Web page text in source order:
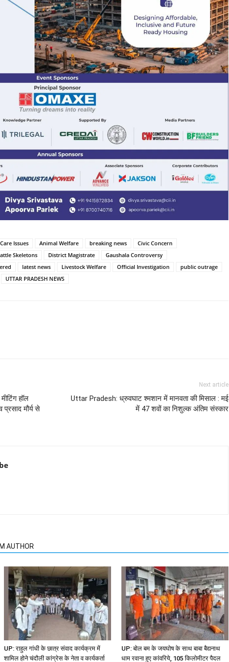
Issues Animal Welfare breaking news
Civic Concern
Skeletons District Magistrate
Gaushala Controversy
latest news Livestock Welfare Official Investigation
public outrage
UTTAR PRADESH NEWS
हॉल
प्रसाद मौर्य से
Next article
Uttar Pradesh: ध्रुवघाट श्मशान में मानवता की मिसाल : मई
में 47 शवों का निशुल्क अंतिम संस्कार
AUTHOR
UP: राहुल गांधी के छात्र संवाद कार्यक्रम में
शामिल होने चंदौली कांग्रेस के नेता व कार्यकर्ता
UP: बोल बम के जयघोष के साथ बाबा बैद्यनाथ
धाम रवाना हुए कांवरिये, 105 किलोमीटर पैदल